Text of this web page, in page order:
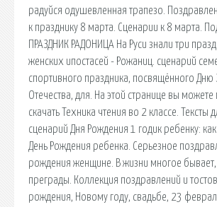
радуйся одушевленная трапезо.
к празднику 8 марта. Сценарии к 8 марта.
ПРАЗДНИК РАДОНИЦА На Руси знали три
женских ипостасей - Рожаниц. сценарий
спортивного праздника, посвящённого Дню
Отечества, для. На этой странице вы можете
скачать Техника чтения во 2 классе. Тексты
сценарий Дня Рождения 1 годик ребенку:
День Рождения ребенка. Серьезное
рождения женщине. В жизни многое
преграды. Коллекция поздравлений и
рождения, Новому году, свадьбе, 23